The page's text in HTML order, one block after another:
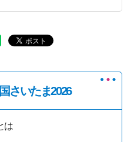
さいたま2026
は